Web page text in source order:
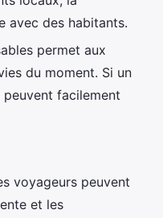
avec des habitants.
permet aux
du moment. Si un
facilement
voyageurs peuvent
et les